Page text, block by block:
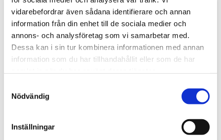
vidarebefordrar även sådana identifierare och annan
information från din enhet till de sociala medier och
annons- och analysföretag som vi samarbetar med.
Dessa kan i sin tur kombinera informationen med annan
information som du har tillhandahållit eller som de har
Nödvändig
InställningarX
Diskbänk Nordic Tech montering: